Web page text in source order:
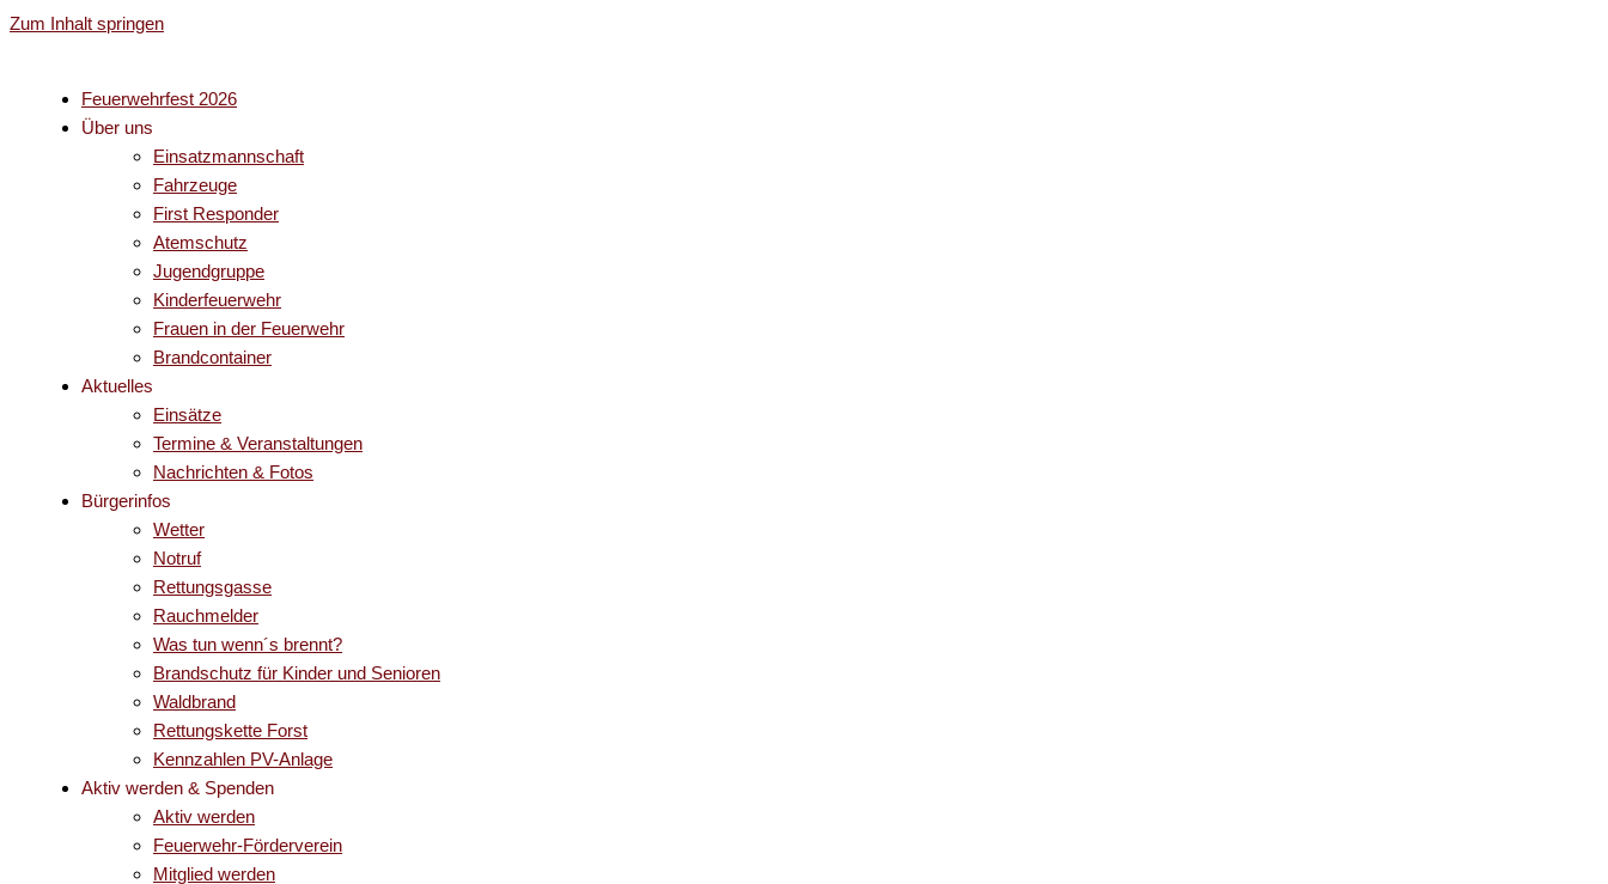
Zum Inhalt springen
Feuerwehrfest 2026
Über uns
Einsatzmannschaft
Fahrzeuge
First Responder
Atemschutz
Jugendgruppe
Kinderfeuerwehr
Frauen in der Feuerwehr
Brandcontainer
Aktuelles
Einsätze
Termine & Veranstaltungen
Nachrichten & Fotos
Bürgerinfos
Wetter
Notruf
Rettungsgasse
Rauchmelder
Was tun wenn´s brennt?
Brandschutz für Kinder und Senioren
Waldbrand
Rettungskette Forst
Kennzahlen PV-Anlage
Aktiv werden & Spenden
Aktiv werden
Feuerwehr-Förderverein
Mitglied werden